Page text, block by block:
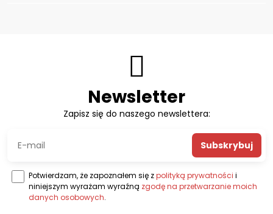
Newsletter
Zapisz się do naszego newslettera:
Subskrybuj
Potwierdzam, że zapoznałem się zpolityką prywatności i
niniejszym wyrażam wyraźną zgodę na przetwarzanie moich
danych osobowych.